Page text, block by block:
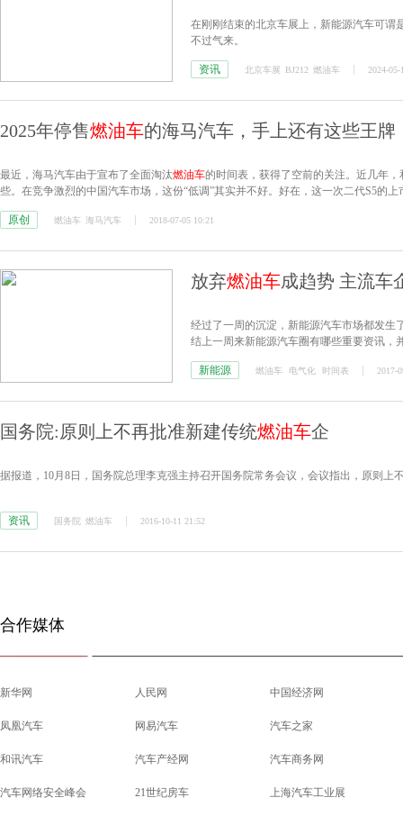
在刚刚结束的北京车展上，新能源汽车可谓
不过气来。
资讯 北京车展 BJ212 燃油车 2024-
2025年停售燃油车的海马汽车，手上还有这些王牌
最近，海马汽车由于宣布了全面淘汰燃油车的时间表，获得了空前的关注。近几年
些。在竞争激烈的中国汽车市场，这份“低调”其实并不好。好在，这一次二代S5的
原创 燃油车 海马汽车 2018-07-05 10:21
放弃燃油车成趋势 主流车
经过了一周的沉淀，新能源汽车市场都发生
结上一周来新能源汽车圈有哪些重要资讯，
新能源
燃油车 电气化 时间表 2017-
国务院:原则上不再批准新建传统燃油车企
据报道，10月8日，国务院总理李克强主持召开国务院常务会议，会议指出，原则上
资讯 国务院 燃油车 2016-10-11 21:52
合作媒体
新华网 人民网 中国经济网
凤凰汽车 网易汽车 汽车之家
和讯汽车 汽车产经网 汽车商务网
汽车网络安全峰会 21世纪房车 上海汽车工业展